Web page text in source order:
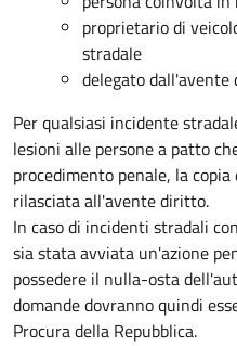
proprietario di
stradale
delegato
Per qualsiasi incidente
lesioni alle persone a patto
procedimento penale, la
rilasciata all'avente diritto.
In caso di incidenti stradali
sia stata avviata un'azione
possedere il nulla-osta
domande dovranno quindi
Procura della Repubblica.